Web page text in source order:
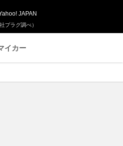
プラグ調べ）
JAPAN
イカー